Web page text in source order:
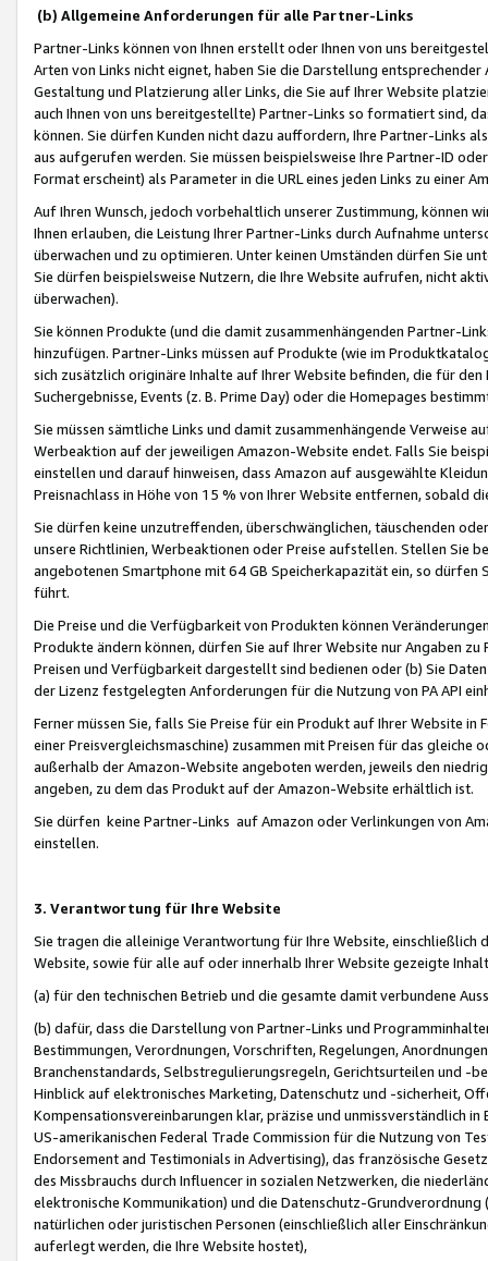
(b) Allgemeine Anforderungen für alle Partner-Links
Partner-Links können von Ihnen erstellt oder Ihnen von uns
Arten von Links nicht eignet, haben Sie die Darstellung
Gestaltung und Platzierung aller Links, die Sie auf Ihrer Website
auch Ihnen von uns bereitgestellte) Partner-Links so formatiert sind,
können. Sie dürfen Kunden nicht dazu auffordern, Ihre Partner-Links
aus aufgerufen werden. Sie müssen beispielsweise Ihre Partner-ID
Format erscheint) als Parameter in die URL eines jeden Links zu einer
Auf Ihren Wunsch, jedoch vorbehaltlich unserer Zustimmung, können
Ihnen erlauben, die Leistung Ihrer Partner-Links durch Aufnahme
überwachen und zu optimieren. Unter keinen Umständen dürfen Sie
Sie dürfen beispielsweise Nutzern, die Ihre Website aufrufen, nicht
überwachen).
Sie können Produkte (und die damit zusammenhängenden Partner-
hinzufügen. Partner-Links müssen auf Produkte (wie im
sich zusätzlich originäre Inhalte auf Ihrer Website befinden, die für
Suchergebnisse, Events (z. B. Prime Day) oder die Homepages
Sie müssen sämtliche Links und damit zusammenhängende
Werbeaktion auf der jeweiligen Amazon-Website endet. Falls Sie
einstellen und darauf hinweisen, dass Amazon auf ausgewählte
Preisnachlass in Höhe von 15 % von Ihrer Website entfernen, sobald
Sie dürfen keine unzutreffenden, überschwänglichen, täuschenden
unsere Richtlinien, Werbeaktionen oder Preise aufstellen. Stellen Sie
angebotenen Smartphone mit 64 GB Speicherkapazität ein, so dürfen
führt.
Die Preise und die Verfügbarkeit von Produkten können
Produkte ändern können, dürfen Sie auf Ihrer Website nur Angaben
Preisen und Verfügbarkeit dargestellt sind bedienen oder (b) Sie
der Lizenz festgelegten Anforderungen für die Nutzung von PA API
Ferner müssen Sie, falls Sie Preise für ein Produkt auf Ihrer Website
einer Preisvergleichsmaschine) zusammen mit Preisen für das
außerhalb der Amazon-Website angeboten werden, jeweils den
angeben, zu dem das Produkt auf der Amazon-Website erhältlich ist.
Sie dürfen keine Partner-Links auf Amazon oder Verlinkungen von
einstellen.
3. Verantwortung für Ihre Website
Sie tragen die alleinige Verantwortung für Ihre Website,
Website, sowie für alle auf oder innerhalb Ihrer Website gezeigte
(a) für den technischen Betrieb und die gesamte damit verbundene
(b) dafür, dass die Darstellung von Partner-Links und
Bestimmungen, Verordnungen, Vorschriften, Regelungen,
Branchenstandards, Selbstregulierungsregeln, Gerichtsurteilen und -
Hinblick auf elektronisches Marketing, Datenschutz und -sicherheit,
Kompensationsvereinbarungen klar, präzise und unmissverständlich
US-amerikanischen Federal Trade Commission für die Nutzung von
Endorsement and Testimonials in Advertising), das französische
des Missbrauchs durch Influencer in sozialen Netzwerken, die
elektronische Kommunikation) und die Datenschutz-
natürlichen oder juristischen Personen (einschließlich aller
auferlegt werden, die Ihre Website hostet),